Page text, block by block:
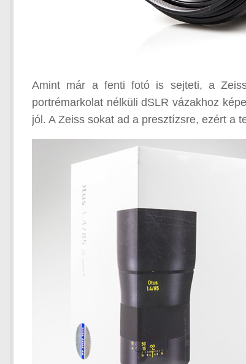
Amint már a fenti fotó is sejteti, a
portrémarkolat nélküli dSLR vázakhoz
jól. A Zeiss sokat ad a presztízsre, ezért a